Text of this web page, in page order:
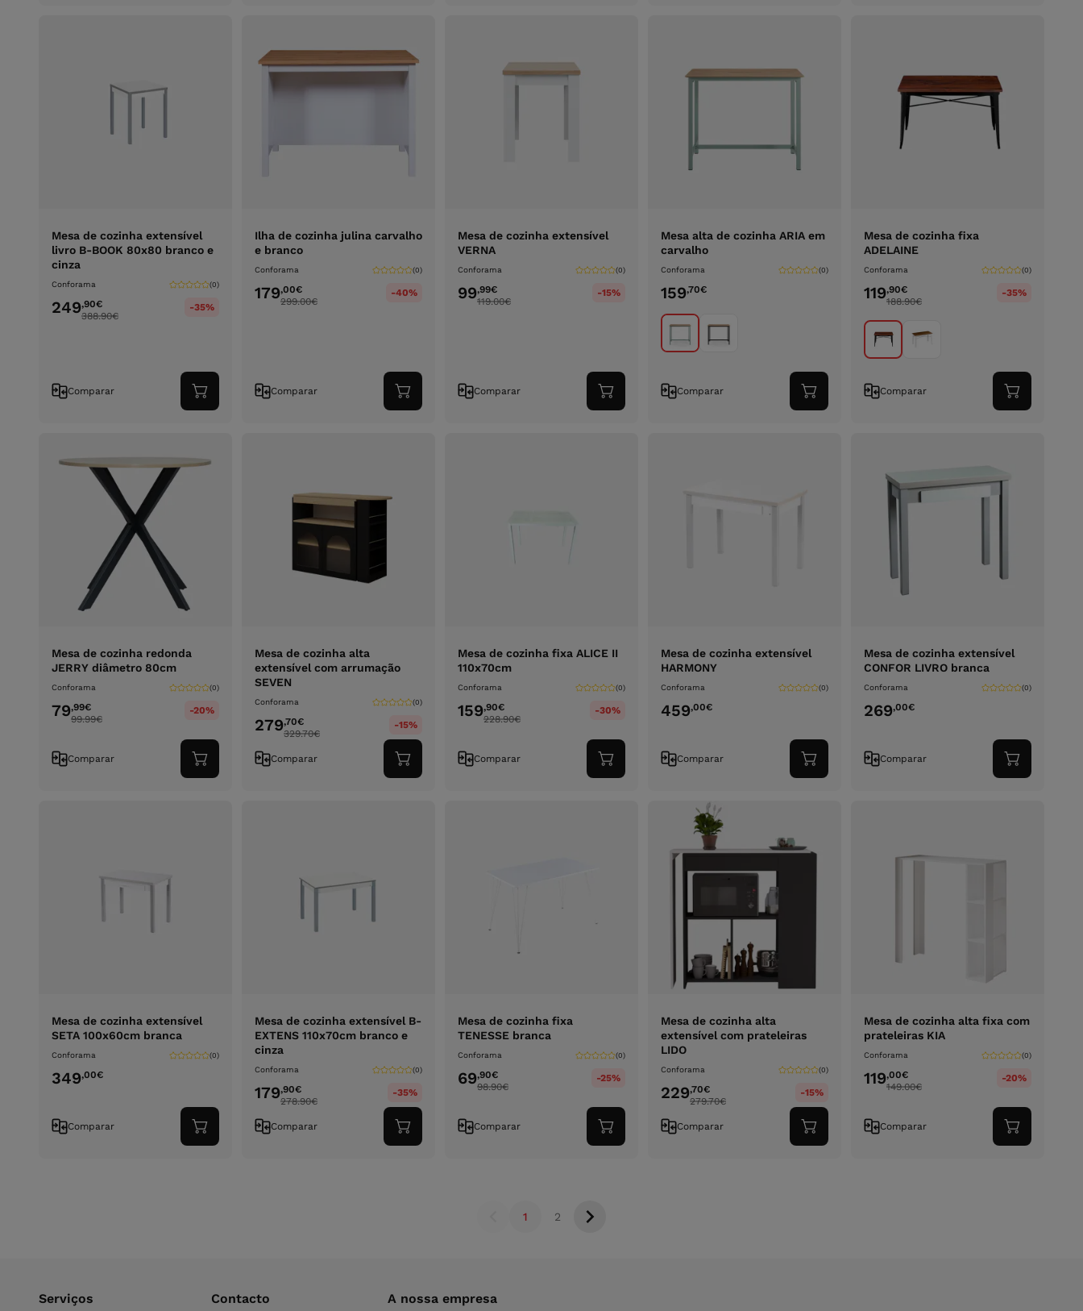
Mesa de cozinha extensível
livro B-BOOK 80x80 branco e
cinza
Conforama (0)
249,90€
388.90€
-35%
Comparar
Adicionar
ao
Ilha de cozinha julina carvalho
e branco
Conforama (0)
179,00€
299.00€
-40%
Comparar
Adicionar
ao
Mesa de cozinha extensível
VERNA
Conforama (0)
99,99€
119.00€
-15%
Comparar
Adicionar
ao
Mesa alta de cozinha ARIA em
carvalho
Conforama (0)
159,70€
Comparar
Adicionar
ao
Mesa de cozinha fixa
ADELAINE
Conforama (0)
119,90€
188.90€
-35%
Comparar
Adicionar
ao
Mesa de cozinha redonda
JERRY diâmetro 80cm
Conforama (0)
79,99€
99.99€
-20%
Comparar
Adicionar
ao
Mesa de cozinha alta
extensível com arrumação
SEVEN
Conforama (0)
279,70€
329.70€
-15%
Comparar
Adicionar
ao
Mesa de cozinha fixa ALICE II
110x70cm
Conforama (0)
159,90€
228.90€
-30%
Comparar
Adicionar
ao
Mesa de cozinha extensível
HARMONY
Conforama (0)
459,00€
Comparar
Adicionar
ao
Mesa de cozinha extensível
CONFOR LIVRO branca
Conforama (0)
269,00€
Comparar
Adicionar
ao
Mesa de cozinha extensível
SETA 100x60cm branca
Conforama (0)
349,00€
Comparar
Adicionar
ao
Mesa de cozinha extensível B-
EXTENS 110x70cm branco e
cinza
Conforama (0)
179,90€
278.90€
-35%
Comparar
Adicionar
ao
Mesa de cozinha fixa
TENESSE branca
Conforama (0)
69,90€
98.90€
-25%
Comparar
Adicionar
ao
Mesa de cozinha alta
extensível com prateleiras
LIDO
Conforama (0)
229,70€
279.70€
-15%
Comparar
Adicionar
ao
Mesa de cozinha alta fixa com
prateleiras KIA
Conforama (0)
119,00€
149.00€
-20%
Comparar
Adicionar
ao
1 2
Serviços Contacto A nossa empresa